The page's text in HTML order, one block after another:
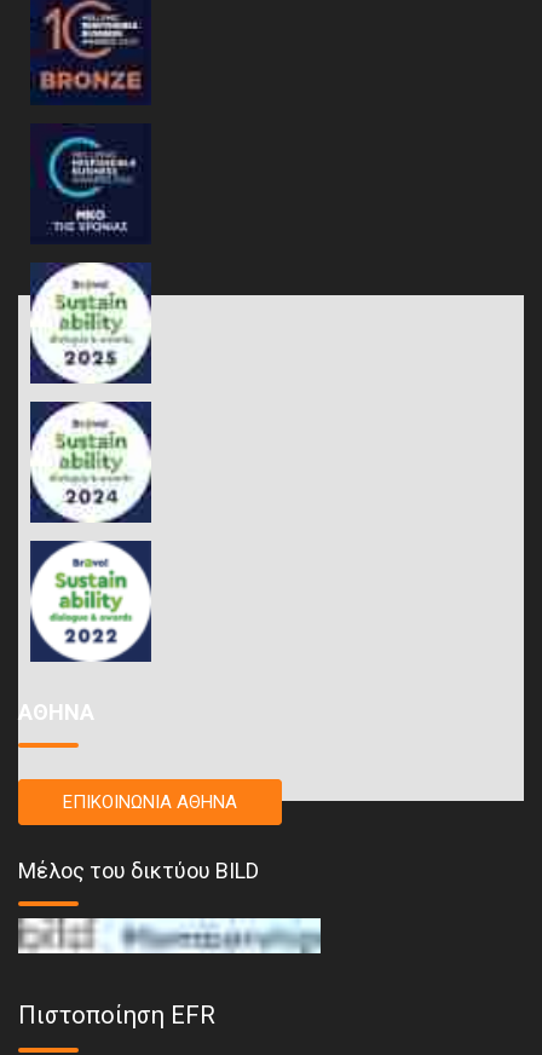
ΑΘΗΝΑ
ΕΠΙΚΟΙΝΩΝΙΑ ΑΘΗΝΑ
Μέλος του δικτύου BILD
Πιστοποίηση EFR